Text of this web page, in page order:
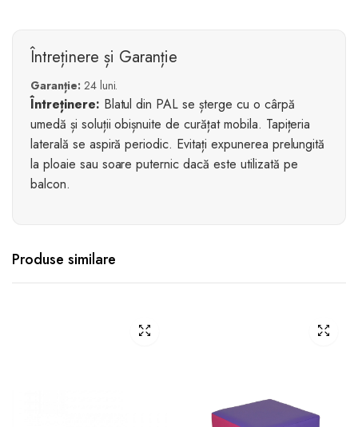
Întreținere și Garanție
Garanție: 24 luni.
Întreținere: Blatul din PAL se șterge cu o cârpă
umedă și soluții obișnuite de curățat mobila. Tapițeria
laterală se aspiră periodic. Evitați expunerea prelungită
la ploaie sau soare puternic dacă este utilizată pe
balcon.
Produse similare